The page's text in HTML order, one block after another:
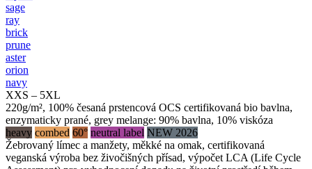
sage
ray
brick
prune
aster
orion
navy
XXS – 5XL
220g/m², 100% česaná prstencová OCS certifikovaná bio bavlna,
enzymaticky prané, grey melange: 90% bavlna, 10% viskóza
heavy combed 60° neutral label NEW 2026
Žebrovaný límec a manžety, měkké na omak, certifikovaná
veganská výroba bez živočišných přísad, výpočet LCA (Life Cycle